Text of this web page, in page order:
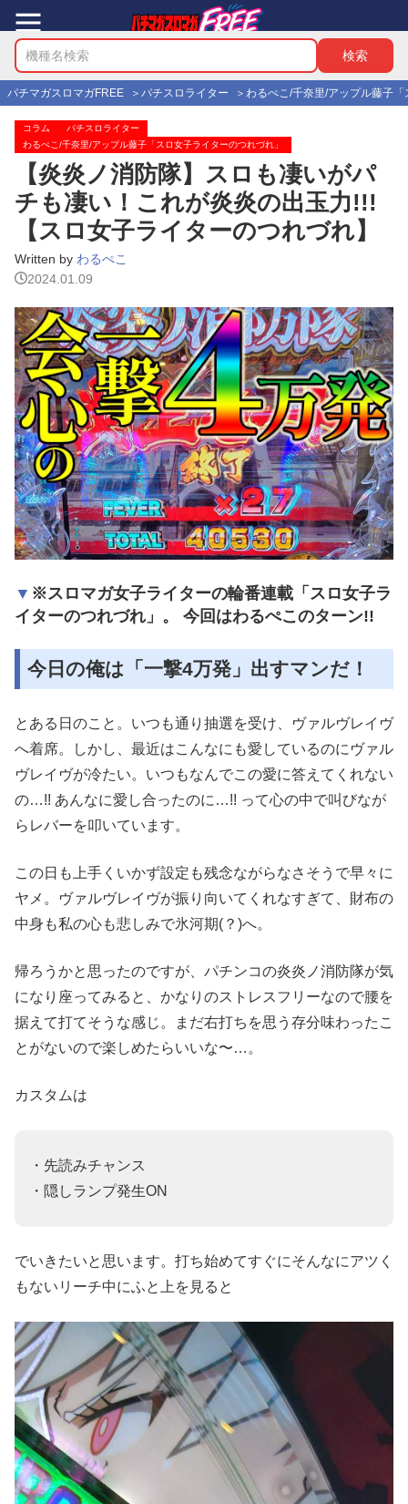
パチマガスロマガFREE パチスロライター わるぺこ/千奈里/アップル藤子
コラム
パチスロライター
わるぺこ/千奈里/アップル藤子「スロ女子ライターのつれづれ」
【炎炎ノ消防隊】スロも凄いがパ
チも凄い！これが炎炎の出玉力!!!
【スロ女子ライターのつれづれ】
Written by わるぺこ
2024.01.09
※スロマガ女子ライターの輪番連載「スロ女子ラ
イターのつれづれ」。 今回はわるぺこのターン!!
今日の俺は「一撃4万発」出すマンだ！
とある日のこと。いつも通り抽選を受け、ヴァルヴレイヴ
へ着席。しかし、最近はこんなにも愛しているのにヴァル
ヴレイヴが冷たい。いつもなんでこの愛に答えてくれない
の…!! あんなに愛し合ったのに…!! って心の中で叫びなが
らレバーを叩いています。
この日も上手くいかず設定も残念ながらなさそうで早々に
ヤメ。ヴァルヴレイヴが振り向いてくれなすぎて、財布の
中身も私の心も悲しみで氷河期(？)へ。
帰ろうかと思ったのですが、パチンコの炎炎ノ消防隊が気
になり座ってみると、かなりのストレスフリーなので腰を
据えて打てそうな感じ。まだ右打ちを思う存分味わったこ
とがないので楽しめたらいいな〜…。
カスタムは
・先読みチャンス
・隠しランプ発生ON
でいきたいと思います。打ち始めてすぐにそんなにアツく
もないリーチ中にふと上を見ると